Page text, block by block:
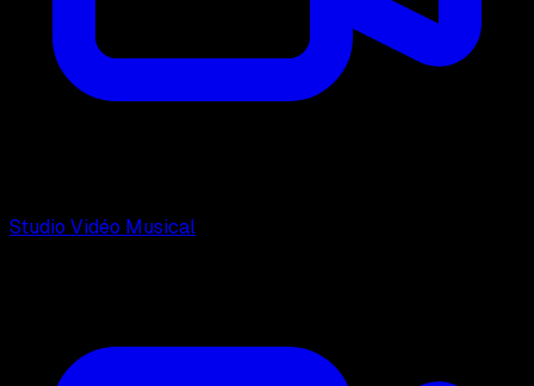
Studio Vidéo Musical